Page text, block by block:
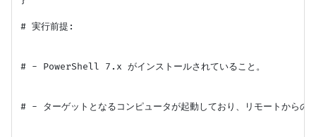
# 実行前提:
# - PowerShell 7.x がインストールされていること。
# - ターゲットとなるコンピュータが起動しており、リモートからの